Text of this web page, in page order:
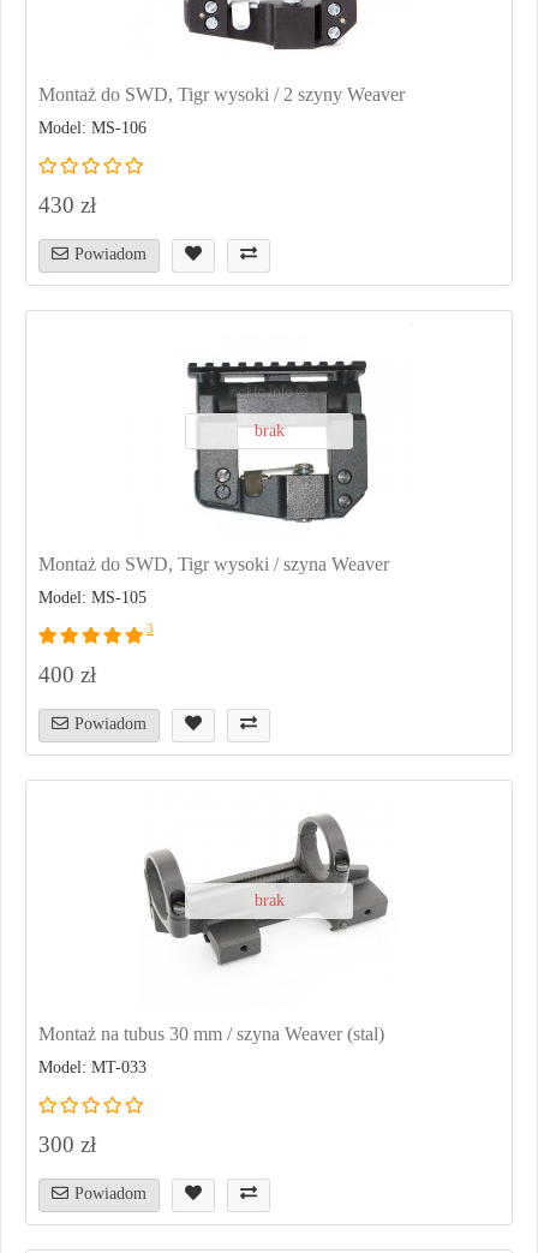
Montaż do SWD, Tigr wysoki / 2 szyny Weaver
Model: MS-106
430 zł
Powiadom
brak
Montaż do SWD, Tigr wysoki / szyna Weaver
Model: MS-105
3
400 zł
Powiadom
brak
Montaż na tubus 30 mm / szyna Weaver (stal)
Model: MT-033
300 zł
Powiadom